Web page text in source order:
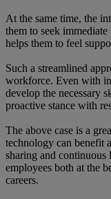
At the same time, the
them to seek
helps them to feel
Such a streamlined
workforce. Even with
develop the necessary
proactive stance with
The above case is a
technology can benefit
sharing and
employees both at the
careers.